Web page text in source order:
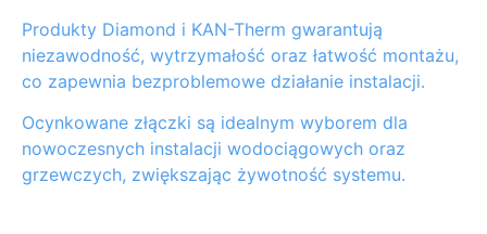
Produkty Diamond i KAN-Therm gwarantują
niezawodność, wytrzymałość oraz łatwość montażu,
co zapewnia bezproblemowe działanie instalacji.
Ocynkowane złączki są idealnym wyborem dla
nowoczesnych instalacji wodociągowych oraz
grzewczych, zwiększając żywotność systemu.